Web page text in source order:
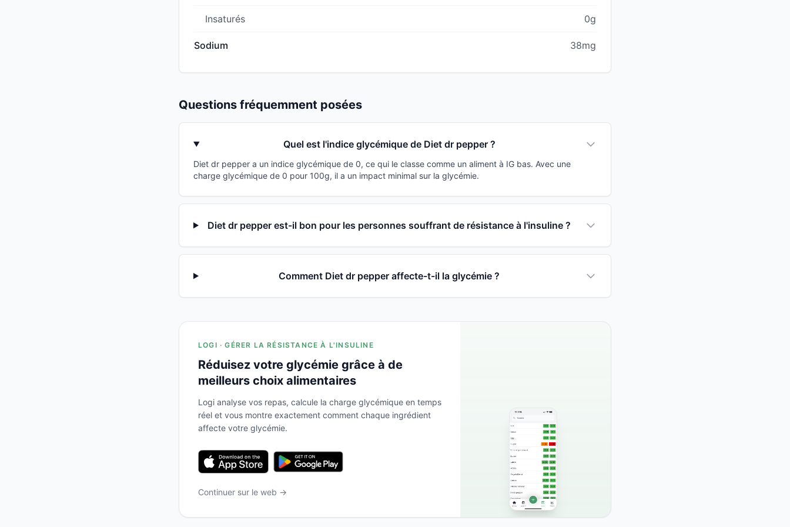
Insaturés 0g
Sodium 38mg
Questions fréquemment posées
Quel est l'indice glycémique de Diet dr pepper ?
Diet dr pepper a un indice glycémique de 0, ce qui le classe comme un aliment à IG bas. Avec une
charge glycémique de 0 pour 100g, il a un impact minimal sur la glycémie.
Diet dr pepper est-il bon pour les personnes souffrant de résistance à l'insuline ?
Comment Diet dr pepper affecte-t-il la glycémie ?
LOGI · GÉRER LA RÉSISTANCE À L'INSULINE
Réduisez votre glycémie grâce à de
meilleurs choix alimentaires
Logi analyse vos repas, calcule la charge glycémique en temps
réel et vous montre exactement comment chaque ingrédient
affecte votre glycémie.
Continuer sur le web →